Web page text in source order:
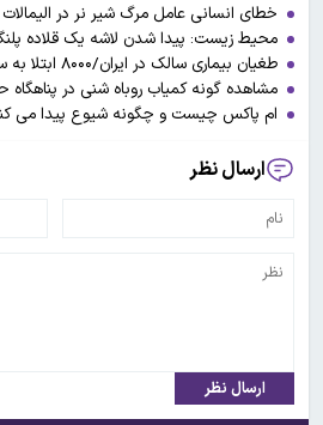
خطای انسانی عامل مرگ شیر نر در
محیط زیست: پیدا شدن لاشه یک قلاده
طغیان بیماری سالک در ایران/۸۰۰۰ ابتلا به سالک در یکسال گذشته
مشاهده گونه کمیاب روباه شنی در
ام پاکس چیست و چگونه شیوع پیدا می
ارسال نظر
ارسال نظر